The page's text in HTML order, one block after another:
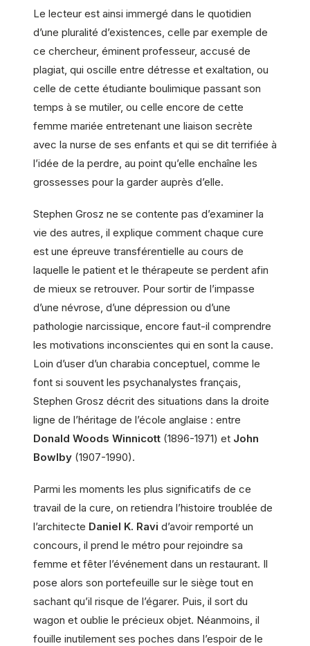
Le lecteur est ainsi immergé dans le quotidien
d’une pluralité d’existences, celle par exemple de
ce chercheur, éminent professeur, accusé de
plagiat, qui oscille entre détresse et exaltation, ou
celle de cette étudiante boulimique passant son
temps à se mutiler, ou celle encore de cette
femme mariée entretenant une liaison secrète
avec la nurse de ses enfants et qui se dit terrifiée à
l’idée de la perdre, au point qu’elle enchaîne les
grossesses pour la garder auprès d’elle.
Stephen Grosz ne se contente pas d’examiner la
vie des autres, il explique comment chaque cure
est une épreuve transférentielle au cours de
laquelle le patient et le thérapeute se perdent afin
de mieux se retrouver. Pour sortir de l’impasse
d’une névrose, d’une dépression ou d’une
pathologie narcissique, encore faut-il comprendre
les motivations inconscientes qui en sont la cause.
Loin d’user d’un charabia conceptuel, comme le
font si souvent les psychanalystes français,
Stephen Grosz décrit des situations dans la droite
ligne de l’héritage de l’école anglaise : entre
Donald Woods Winnicott (1896-1971) et John
Bowlby (1907-1990).
Parmi les moments les plus significatifs de ce
travail de la cure, on retiendra l’histoire troublée de
l’architecte Daniel K. Ravi d’avoir remporté un
concours, il prend le métro pour rejoindre sa
femme et fêter l’événement dans un restaurant. Il
pose alors son portefeuille sur le siège tout en
sachant qu’il risque de l’égarer. Puis, il sort du
wagon et oublie le précieux objet. Néanmoins, il
fouille inutilement ses poches dans l’espoir de le